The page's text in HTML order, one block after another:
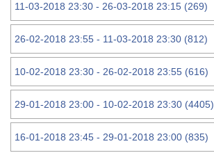
11-03-2018 23:30 - 26-03-2018 23:15 (269)
26-02-2018 23:55 - 11-03-2018 23:30 (812)
10-02-2018 23:30 - 26-02-2018 23:55 (616)
29-01-2018 23:00 - 10-02-2018 23:30 (4405)
16-01-2018 23:45 - 29-01-2018 23:00 (835)